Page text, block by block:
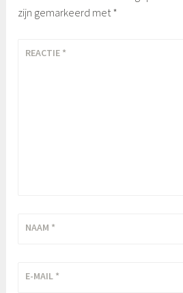
zijn gemarkeerd met*
REACTIE *
NAAM *
E-MAIL *